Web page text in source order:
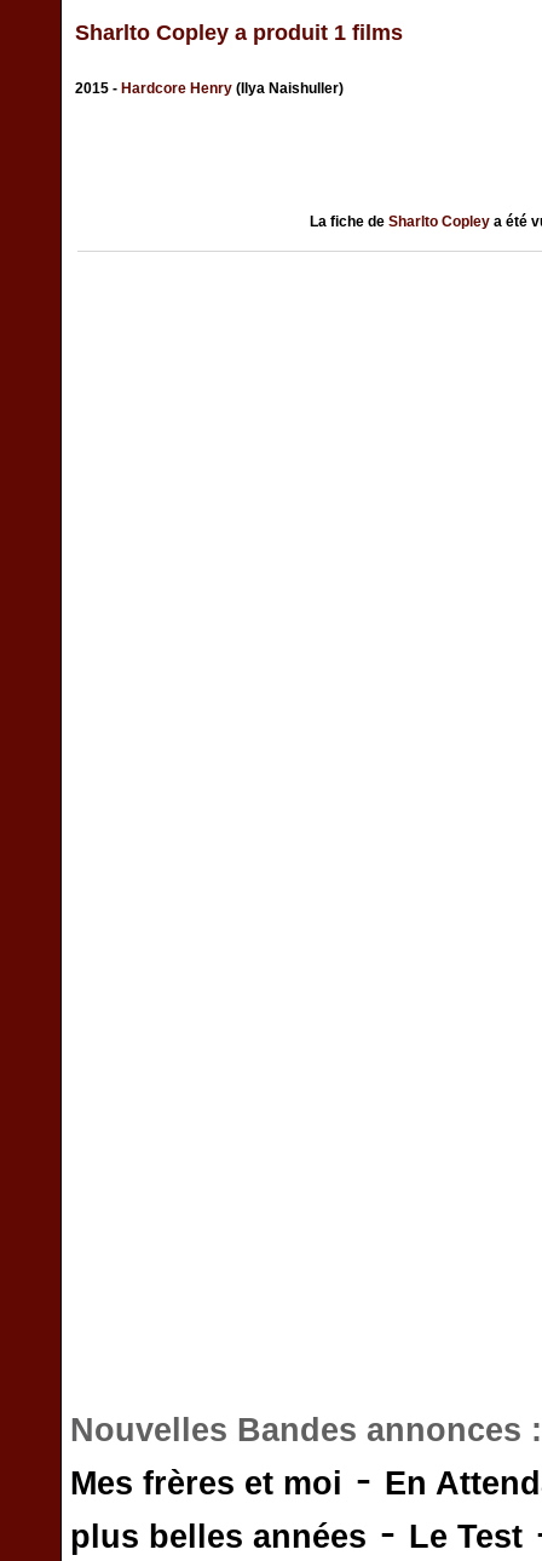
Sharlto Copley a produit 1 films
2015 - Hardcore Henry (Ilya Naishuller)
La fiche de Sharlto Copley a été
Nouvelles Bandes annonces
Mes frères et moi - En
plus belles années - Le Test